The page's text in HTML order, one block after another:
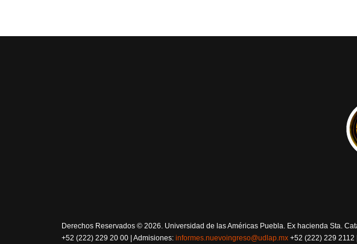
Derechos Reservados © 2026. Universidad de las Américas Puebla. Ex hacienda Sta.
+52 (222) 229 20 00 | Admisiones: informes.nuevoingreso@udlap.mx +52 (222) 229 2112 |